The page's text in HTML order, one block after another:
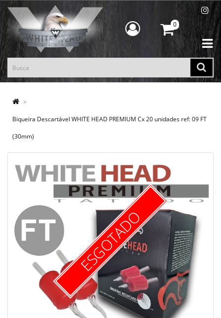
0
Biqueira Descartável WHITE HEAD PREMIUM Cx 20 unidades ref: 09 FT
(30mm)
ESGOTADO